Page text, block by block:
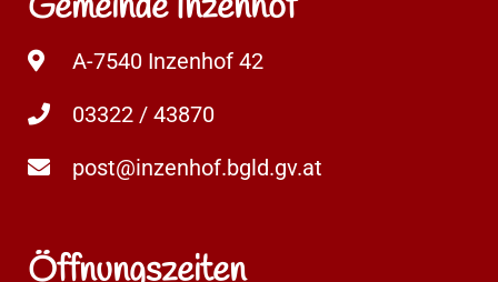
A-7540 Inzenhof 42
03322 / 43870
post@inzenhof.bgld.gv.at
Öffnungszeiten